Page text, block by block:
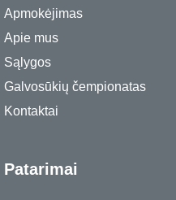
Apmokėjimas
Apie mus
Sąlygos
Galvosūkių čempionatas
Kontaktai
Patarimai